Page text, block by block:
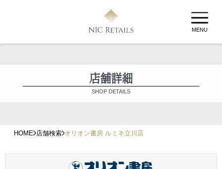
MENU
店舗詳細
SHOP DETAILS
HOME 店舗検索 オリオン書房 ルミネ立川店